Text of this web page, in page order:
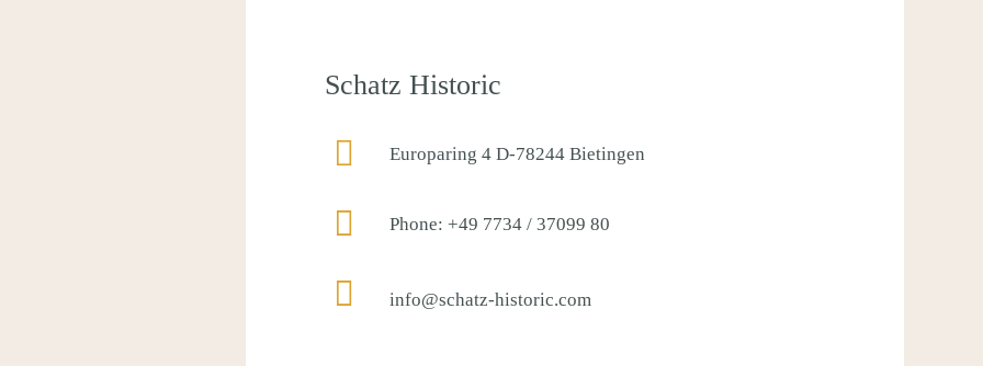
Schatz Historic
Europaring 4 D-78244 Bietingen
Phone: +49 7734 / 37099 80
info@schatz-historic.com